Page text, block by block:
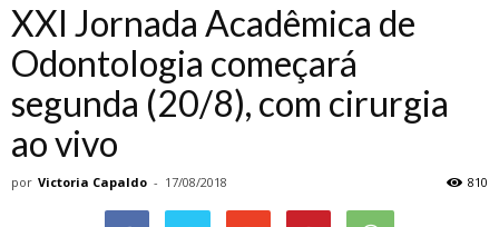
XXI Jornada Acadêmica de
Odontologia começará
segunda (20/8), com cirurgia
ao vivo
por Victoria Capaldo - 17/08/2018 810